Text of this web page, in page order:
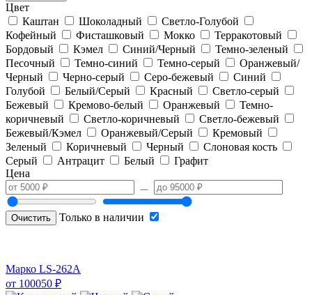
Цвет
Каштан
Шоколадный
Светло-Голубой
Кофейный
Фисташковый Мокко
Терракотовый
Бордовый
Кэмел Синий/Черный
Темно-зеленый
Песочный
Темно-синий Темно-серый
Оранжевый/
Черный
Черно-серый Серо-бежевый
Синий
Голубой
Белый/Серый Красный
Светло-серый
Бежевый
Кремово-белый Оранжевый
Темно-
коричневый
Светло-коричневый
Светло-бежевый
Бежевый/Кэмел
Оранжевый/Серый
Кремовый
Зеленый
Коричневый Черный
Слоновая кость
Серый
Антрацит Белый
Графит
Цена
Очистить Только в наличии
Марко LS-262A
от 100050 ₽